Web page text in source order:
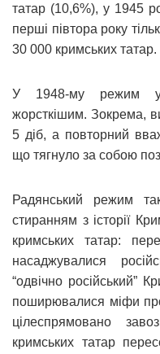
татар (10,6%), у 1945
перші півтора року
30 000 кримських татар.
У 1948-му режим у
жорсткішим. Зокрема,
5 діб, а повторний
що тягнуло за собою
Радянський режим
стиранням з історії
кримських татар:
насаджувалися
“одвічно російський”
поширювалися міфи
цілеспрямовано
кримських татар